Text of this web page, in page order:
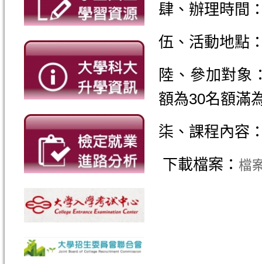
肆、辦理時間
伍、活動地點
陸、參加對象
額為30名額滿
柒、課程內容
下載檔案： 檔